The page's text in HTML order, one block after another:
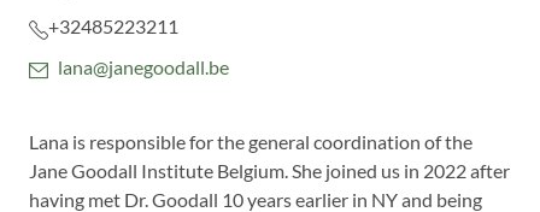
+32485223211
lana@janegoodall.be
Lana is responsible for the general coordination of the
Jane Goodall Institute Belgium. She joined us in 2022 after
having met Dr. Goodall 10 years earlier in NY and being